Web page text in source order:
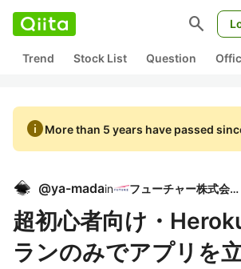
search
Trend Stock List Question
infoMore than 5 years have passed
@ya-madain フューチャー株式会社
超初心者向け・
ランのみでアプリを